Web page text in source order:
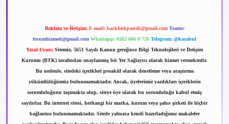
Reklam ve İletişim: E-mail: backlinkpaneli@gmail.com Teams:
forumhizmeti@gmail.com Whatsapp: 0262 606 0 726 Telegram: @karabul
Yasal Uyarı: Sitemiz, 5651 Sayılı Kanun gereğince Bilgi Teknolojileri ve İletişim
Kurumu (BTK) tarafından onaylanmış bir Yer Sağlayıcı olarak hizmet vermektedir.
Bu nedenle, sitedeki içerikleri proaktif olarak denetleme veya araştırma
yükümlülüğümüz bulunmamaktadır. Ancak, üyelerimiz yazdıkları içeriklerin
sorumluluğunu taşımakta olup, siteye üye olarak bu sorumluluğu kabul etmiş
sayılırlar. Bu internet sitesi, herhangi bir marka, kurum veya şahıs şirketi ile hiçbir
bağlantısı bulunmamaktadır. Sitede yalnızca kendi hazırladığımız makaleler